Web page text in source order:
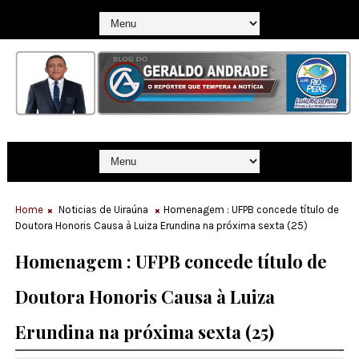
Home Noticias de Uiraúna
Homenagem : UFPB concede título de
Doutora Honoris Causa à Luiza Erundina na próxima sexta (25)
Homenagem : UFPB concede título de
Doutora Honoris Causa à Luiza
Erundina na próxima sexta (25)